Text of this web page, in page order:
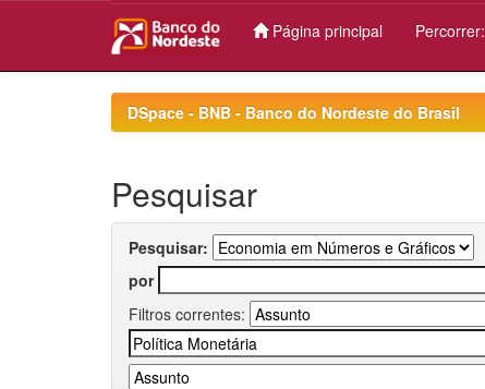
Página principal Percorrer:
DSpace - BNB - Banco do Nordeste do Brasil
Pesquisar
Pesquisar:
por
Filtros correntes: